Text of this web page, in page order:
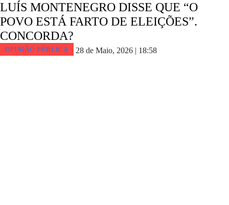
LUÍS MONTENEGRO DISSE QUE “O
POVO ESTÁ FARTO DE ELEIÇÕES”.
CONCORDA?
OPINIÃO PÚBLICA 28 de Maio, 2026 | 18:58